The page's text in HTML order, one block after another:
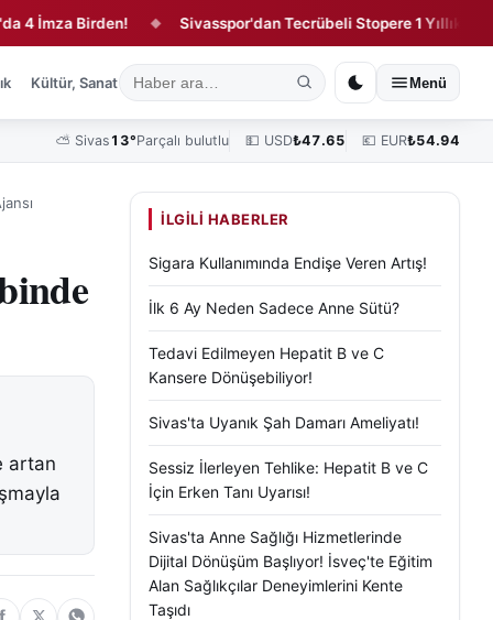
Birden! ◆ Sivasspor'dan Tecrübeli Stopere 1 Yıllık
Kültür, Sanat ve Tarih Yaşam Sivas Vefat Edenler Köşe
Menü
⛅ Sivas 13°Parçalı bulutlu 💵 USD₺47.65 💶 EUR₺54.94
artan
İLGILI HABERLER
Sigara Kullanımında Endişe Veren Artış!
İlk 6 Ay Neden Sadece Anne Sütü?
Tedavi Edilmeyen Hepatit B ve C
Kansere Dönüşebiliyor!
Sivas'ta Uyanık Şah Damarı Ameliyatı!
Sessiz İlerleyen Tehlike: Hepatit B ve C
İçin Erken Tanı Uyarısı!
Sivas'ta Anne Sağlığı Hizmetlerinde
Dijital Dönüşüm Başlıyor! İsveç'te Eğitim
Alan Sağlıkçılar Deneyimlerini Kente
Taşıdı